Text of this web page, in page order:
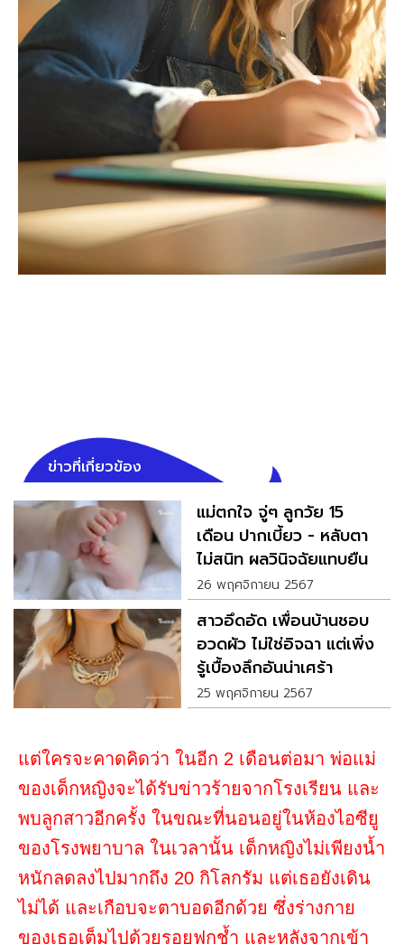
ข่าวที่เกี่ยวข้อง
แม่ตกใจ จู่ๆ ลูกวัย 15
เดือน ปากเบี้ยว - หลับตา
ไม่สนิท ผลวินิจฉัยแทบยืน
ไม่อยู่
26 พฤศจิกายน 2567
สาวอึดอัด เพื่อนบ้านชอบ
อวดผัว ไม่ใช่อิจฉา แต่เพิ่ง
รู้เบื้องลึกอันน่าเศร้า
25 พฤศจิกายน 2567
แต่ใครจะคาดคิดว่า ในอีก 2 เดือนต่อมา พ่อแม่
ของเด็กหญิงจะได้รับข่าวร้ายจากโรงเรียน และ
พบลูกสาวอีกครั้ง ในขณะที่นอนอยู่ในห้องไอซียู
ของโรงพยาบาล ในเวลานั้น เด็กหญิงไม่เพียงน้ำ
หนักลดลงไปมากถึง 20 กิโลกรัม แต่เธอยังเดิน
ไม่ได้ และเกือบจะตาบอดอีกด้วย ซึ่งร่างกาย
ของเธอเต็มไปด้วยรอยฟกช้ำ และหลังจากเข้า